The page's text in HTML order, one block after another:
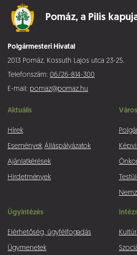
Pomáz, a Pilis
Polgármesteri Hivatal
2013 Pomáz, Kossuth Lajos utca 23-25.
Telefonszám: 06/26-814-300
E-mail: pomaz@pomaz.hu
Aktuális
Hírek
Események Álláspályázatok
Ajánlatkérések
Hirdetmények
Ügyintézés
Elérhetőség, ügyfélfogadás
Ügymenetek